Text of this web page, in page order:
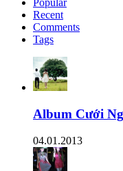
Popular
Recent
Comments
Tags
Album Cưới
04.01.2013